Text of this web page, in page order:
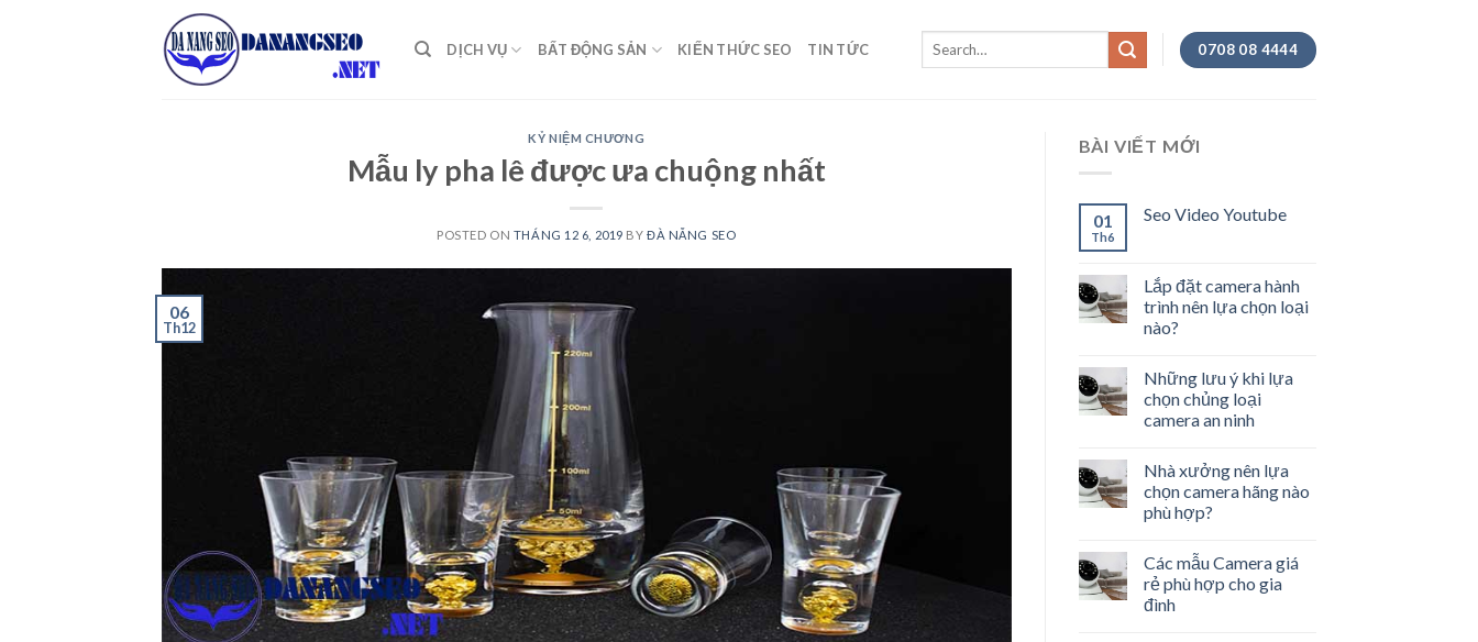
DỊCH VỤ BẤT ĐỘNG SẢN KIẾN THỨC SEO TIN TỨC 0708 08 4444
KỶ NIỆM CHƯƠNG
Mẫu ly pha lê được ưa chuộng nhất
POSTED ON THÁNG 12 6, 2019 BYĐÀ NẴNG SEO
06
Th12
BÀI VIẾT MỚI
01
Th6
Seo Video Youtube
Lắp đặt camera hành
trình nên lựa chọn loại
nào?
Những lưu ý khi lựa
chọn chủng loại
camera an ninh
Nhà xưởng nên lựa
chọn camera hãng nào
phù hợp?
Các mẫu Camera giá
rẻ phù hợp cho gia
đình